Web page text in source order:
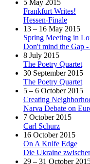
5 May 2015
Frankfurt Writes!
Hessen-Finale
13 – 16 May 2015
Spring Meeting in
Don't mind the Gap
8 July 2015
The Poetry Quartet
30 September 2015
The Poetry Quartet
5 – 6 October 2015
Creating
Narva Debate on
7 October 2015
Carl Schurz
16 October 2015
On A Knife Edge
Die Ukraine
29 – 31 October